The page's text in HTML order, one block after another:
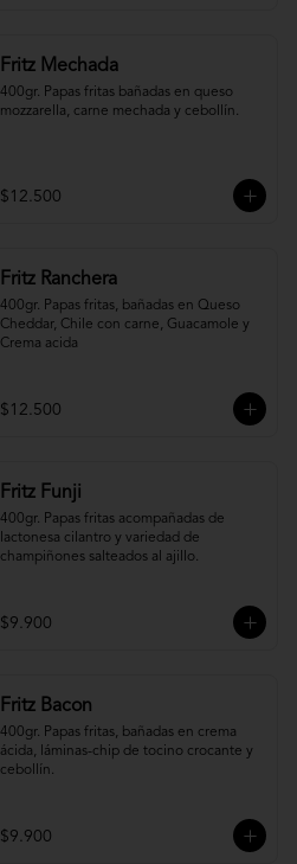
Fritz Mechada
400gr. Papas fritas bañadas en queso
mozzarella, carne mechada y cebollín.
$12.500
Fritz Ranchera
400gr. Papas fritas, bañadas en Queso
Cheddar, Chile con carne, Guacamole y
Crema acida
$12.500
Fritz Funji
400gr. Papas fritas acompañadas de
lactonesa cilantro y variedad de
champiñones salteados al ajillo.
$9.900
Fritz Bacon
400gr. Papas fritas, bañadas en crema
ácida, láminas-chip de tocino crocante y
cebollín.
$9.900